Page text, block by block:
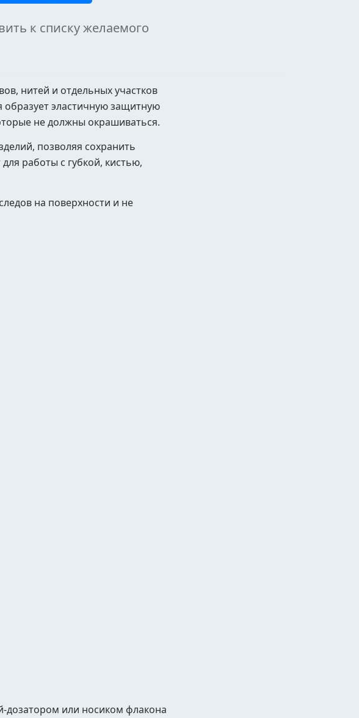
к списку желаемого
нитей и отдельных участков
эластичную защитную
не должны окрашиваться.
позволяя сохранить
работы с губкой, кистью,
на поверхности и не
дозатором или носиком флакона